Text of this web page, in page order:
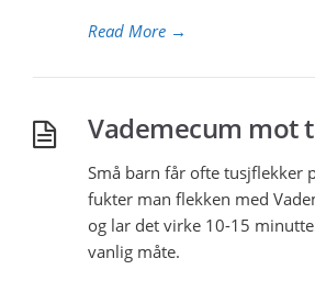
Read More →
Vademecum mot
Små barn får ofte tusjflekker
fukter man flekken med
og lar det virke 10-15
vanlig måte.